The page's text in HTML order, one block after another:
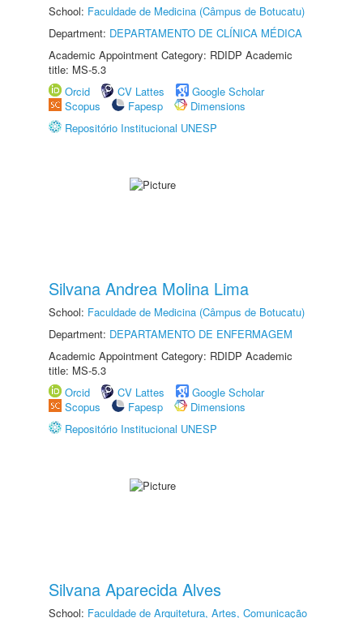
School: Faculdade de Medicina (Câmpus de Botucatu)
Department: DEPARTAMENTO DE CLÍNICA MÉDICA
Academic Appointment Category: RDIDP Academic
title: MS-5.3
Orcid
CV Lattes
Google Scholar
Scopus
Fapesp
Dimensions
Repositório Institucional UNESP
Silvana Andrea Molina Lima
School: Faculdade de Medicina (Câmpus de Botucatu)
Department: DEPARTAMENTO DE ENFERMAGEM
Academic Appointment Category: RDIDP Academic
title: MS-5.3
Orcid
CV Lattes
Google Scholar
Scopus
Fapesp
Dimensions
Repositório Institucional UNESP
Silvana Aparecida Alves
School: Faculdade de Arquitetura, Artes, Comunicação